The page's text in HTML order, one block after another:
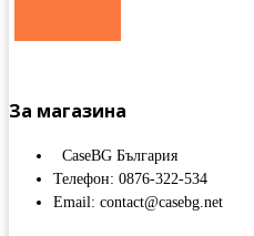
За магазина
CaseBG България
Телефон: 0876-322-534
Email: contact@casebg.net